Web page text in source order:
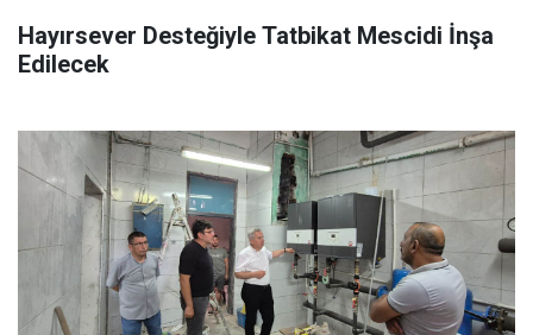
Hayırsever Desteğiyle Tatbikat Mescidi İnşa
Edilecek